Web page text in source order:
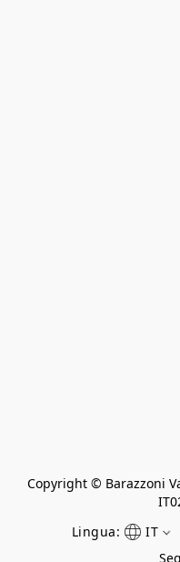
Copyright © Barazzoni
Lingua:
IT